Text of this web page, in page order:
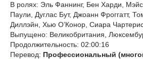
В ролях: Эль Фаннинг, Бен Харди,
Паули, Дуглас Бут, Джоанн Фроггатт,
Диллэйн, Хью О’Конор, Сиара
Выпущено: Великобритания,
Продолжительность: 02:00:16
Перевод: Профессиональный